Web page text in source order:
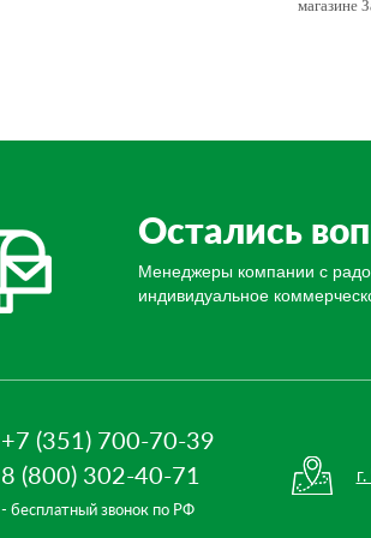
магазине
Остались
Менеджеры компании с
индивидуальное
+7 (351) 700-70-39
8 (800) 302-40-71
- бесплатный звонок по РФ